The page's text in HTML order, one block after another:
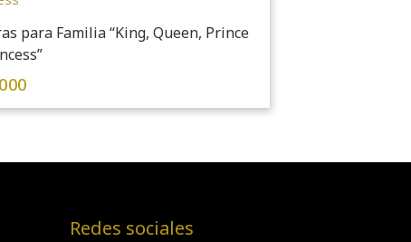
para Familia “King, Queen, Prince
Redes sociales